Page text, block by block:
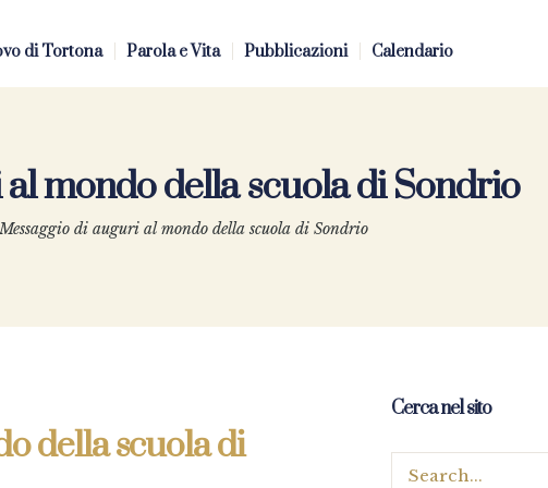
di Tortona Parola e Vita Pubblicazioni Calendario
mondo della scuola di Sondrio
Messaggio di auguri al mondo della scuola di Sondrio
della scuola di
Cerca nel sito